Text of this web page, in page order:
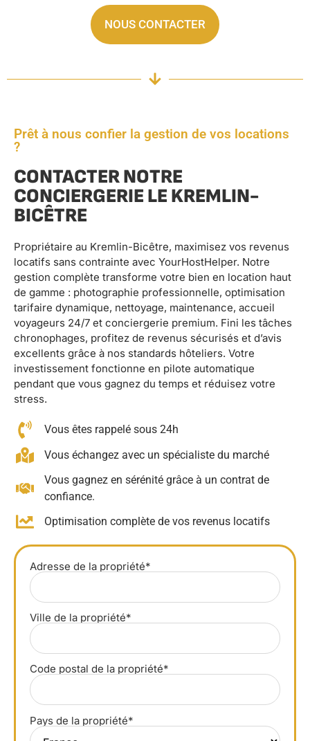
NOUS CONTACTER
Prêt à nous confier la gestion de vos locations
?
CONTACTER NOTRE
CONCIERGERIE LE KREMLIN-
BICÊTRE
Propriétaire au Kremlin-Bicêtre, maximisez vos revenus
locatifs sans contrainte avec YourHostHelper. Notre
gestion complète transforme votre bien en location haut
de gamme : photographie professionnelle, optimisation
tarifaire dynamique, nettoyage, maintenance, accueil
voyageurs 24/7 et conciergerie premium. Fini les tâches
chronophages, profitez de revenus sécurisés et d’avis
excellents grâce à nos standards hôteliers. Votre
investissement fonctionne en pilote automatique
pendant que vous gagnez du temps et réduisez votre
stress.
Vous êtes rappelé sous 24h
Vous échangez avec un spécialiste du marché
Vous gagnez en sérénité grâce à un contrat de
confiance.
Optimisation complète de vos revenus locatifs
Adresse de la propriété*
Ville de la propriété*
Code postal de la propriété*
Pays de la propriété*